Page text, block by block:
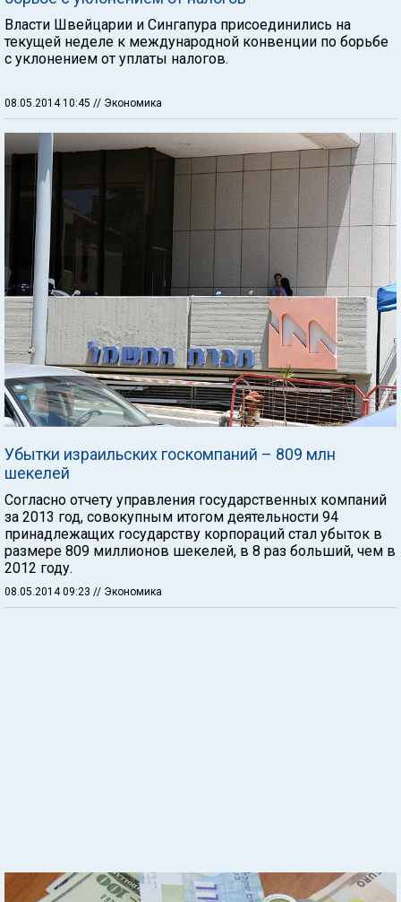
Власти Швейцарии и Сингапура присоединились на
текущей неделе к международной конвенции по борьбе
с уклонением от уплаты налогов.
08.05.2014 10:45 // Экономика
Убытки израильских госкомпаний – 809 млн
шекелей
Согласно отчету управления государственных компаний
за 2013 год, совокупным итогом деятельности 94
принадлежащих государству корпораций стал убыток в
размере 809 миллионов шекелей, в 8 раз больший, чем в
2012 году.
08.05.2014 09:23 // Экономика